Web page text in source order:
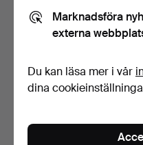
Marknadsföra
externa
Du kan läsa mer i vår
dina